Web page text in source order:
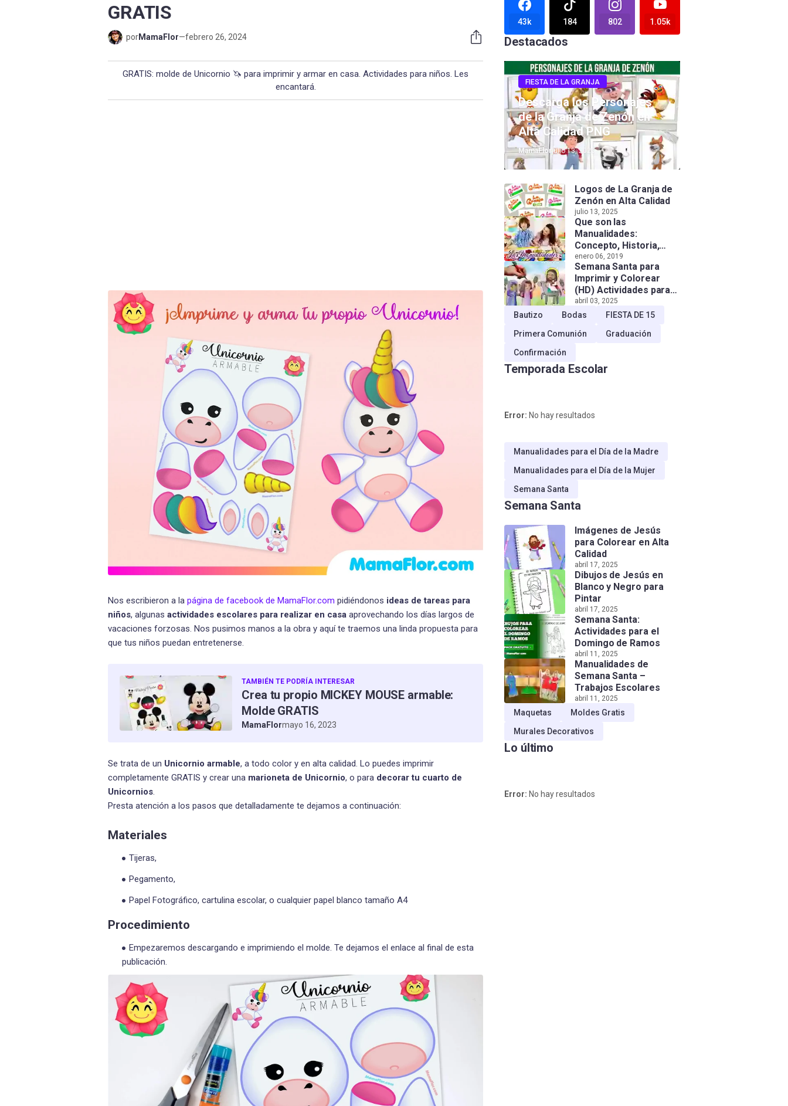
GRATIS
porMamaFlor—febrero 26, 2024
GRATIS: molde de Unicornio 🦄 para imprimir y armar en casa. Actividades para niños. Les
encantará.
Nos escribieron a la página de facebook de MamaFlor.com pidiéndonos ideas de tareas para
niños, algunas actividades escolares para realizar en casa aprovechando los días largos de
vacaciones forzosas. Nos pusimos manos a la obra y aquí te traemos una linda propuesta para
que tus niños puedan entretenerse.
TAMBIÉN TE PODRÍA INTERESAR
Crea tu propio MICKEY MOUSE armable:
Molde GRATIS
MamaFlormayo 16, 2023
Se trata de un Unicornio armable, a todo color y en alta calidad. Lo puedes imprimir
completamente GRATIS y crear una marioneta de Unicornio, o para decorar tu cuarto de
Unicornios.
Presta atención a los pasos que detalladamente te dejamos a continuación:
Materiales
Tijeras,
Pegamento,
Papel Fotográfico, cartulina escolar, o cualquier papel blanco tamaño A4
Procedimiento
Empezaremos descargando e imprimiendo el molde. Te dejamos el enlace al final de esta
publicación.
43k 184 802 1.05k
Destacados
FIESTA DE LA GRANJA
Descarga los Personajes
de la Granja de Zenón en
Alta Calidad PNG
MamaFlorjulio 13, 2025
Logos de La Granja de
Zenón en Alta Calidad
julio 13, 2025
Que son las
Manualidades:
Concepto, Historia,
Tipos e Importancia
enero 06, 2019
Semana Santa para
Imprimir y Colorear
(HD) Actividades para
Niños!
abril 03, 2025
Bautizo Bodas
FIESTA DE 15
Primera Comunión
Graduación
Confirmación
Temporada Escolar
Error: No hay resultados
Manualidades para el Día de la Madre
Manualidades para el Día de la Mujer
Semana Santa
Semana Santa
Imágenes de Jesús
para Colorear en Alta
Calidad
abril 17, 2025
Dibujos de Jesús en
Blanco y Negro para
Pintar
abril 17, 2025
Semana Santa:
Actividades para el
Domingo de Ramos
abril 11, 2025
Manualidades de
Semana Santa –
Trabajos Escolares
abril 11, 2025
Maquetas
Moldes Gratis
Murales Decorativos
Lo último
Error: No hay resultados